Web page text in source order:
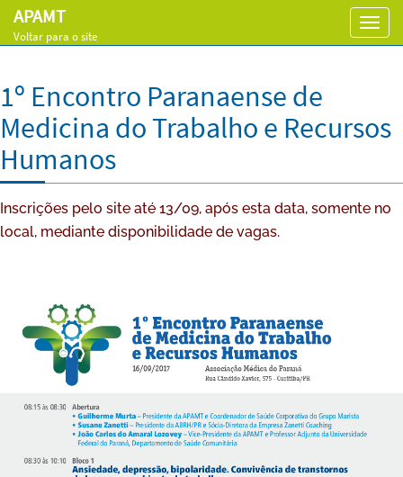
APAMT
Voltar para o site
1º Encontro Paranaense de
Medicina do Trabalho e Recursos
Humanos
Inscrições pelo site até 13/09, após esta data, somente no
local, mediante disponibilidade de vagas.